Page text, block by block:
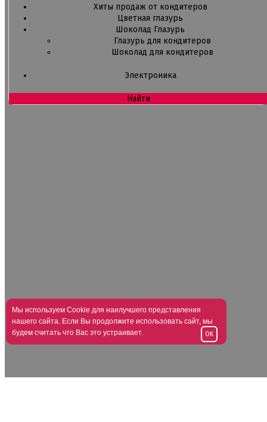
Хиты продаж от кондитеров
Цветная глазурь
Шоколад Глазурь
Глазурь для кондитеров
Шоколад для кондитеров
Электроника
Найти
Мы используем Cookie для наилучшего представления
нашего сайта. Если Вы продолжите использовать сайт, мы
будем считать что Вас это устраивает.
OK